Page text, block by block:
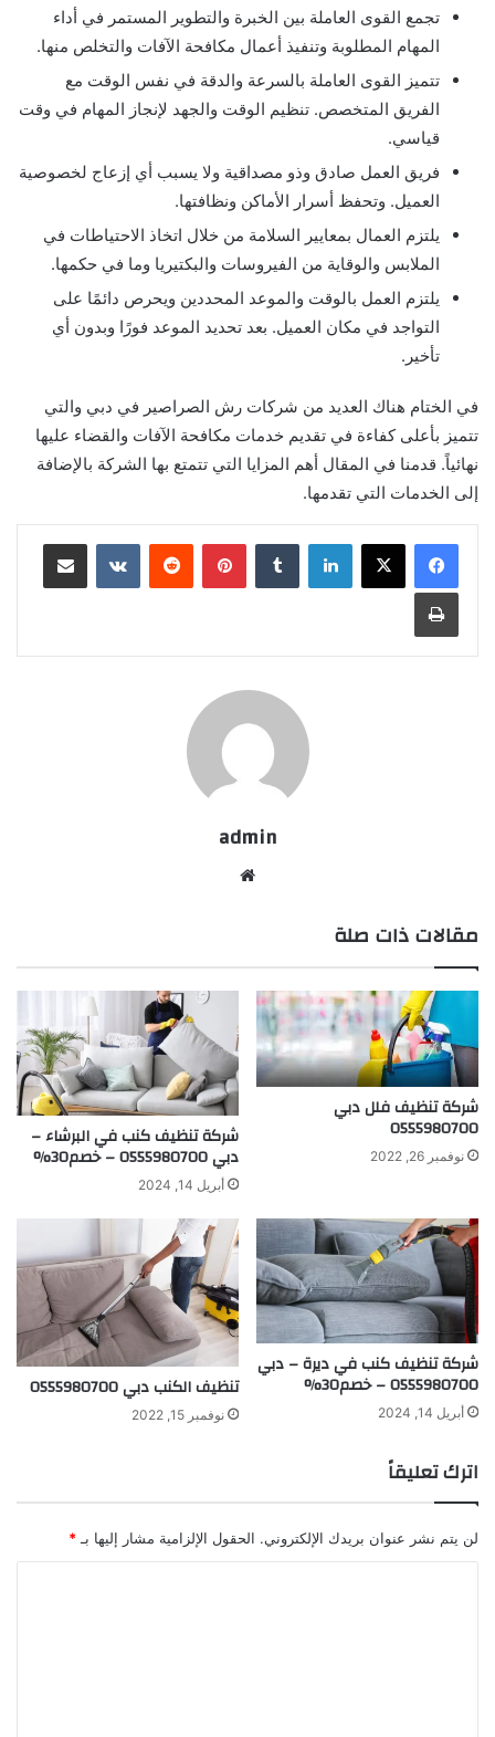
تجمع القوى العاملة بين الخبرة والتطوير المستمر في أداء
المهام المطلوبة وتنفيذ أعمال مكافحة الآفات والتخلص منها.
تتميز القوى العاملة بالسرعة والدقة في نفس الوقت مع
الفريق المتخصص. تنظيم الوقت والجهد لإنجاز المهام في وقت
قياسي.
فريق العمل صادق وذو مصداقية ولا يسبب أي إزعاج لخصوصية
العميل. وتحفظ أسرار الأماكن ونظافتها.
يلتزم العمال بمعايير السلامة من خلال اتخاذ الاحتياطات في
الملابس والوقاية من الفيروسات والبكتيريا وما في حكمها.
يلتزم العمل بالوقت والموعد المحددين ويحرص دائمًا على
التواجد في مكان العميل. بعد تحديد الموعد فورًا وبدون أي
تأخير.
في الختام هناك العديد من شركات رش الصراصير في دبي والتي
تتميز بأعلى كفاءة في تقديم خدمات مكافحة الآفات والقضاء عليها
نهائياً. قدمنا ​​في المقال أهم المزايا التي تتمتع بها الشركة بالإضافة
إلى الخدمات التي تقدمها.
لينكدإن بينتيريست مشاركة عبر البريد
طباعة
admin
مقالات ذات صلة
شركة تنظيف فلل دبي
0555980700
نوفمبر 26, 2022
شركة تنظيف كنب في البرشاء –
دبي 0555980700 – خصم30%
أبريل 14, 2024
شركة تنظيف كنب في ديرة – دبي
0555980700 – خصم30%
أبريل 14, 2024
تنظيف الكنب دبي 0555980700
نوفمبر 15, 2022
اترك تعليقاً
لن يتم نشر عنوان بريدك الإلكتروني. الحقول الإلزامية مشار إليها بـ *